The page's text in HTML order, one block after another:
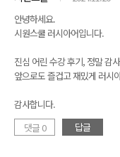
안녕하세요.
시원스쿨 러시아어입니다.
진심 어린 수강 후기, 정말 감
앞으로도 즐겁고 재밌게 러시
감사합니다.
댓글 0
답글